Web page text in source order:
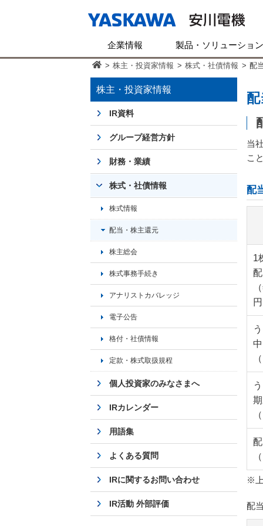
企業情報 製品・ソリューション
> 株主・投資家情報 > 株式・社債情報 > 配
当
こ
配
1
※
配
株主・投資家情報
IR資料
グループ経営方針
財務・業績
株式・社債情報
株式情報
配当・株主還元
株主総会
株式事務手続き
アナリストカバレッジ
電子公告
格付・社債情報
定款・株式取扱規程
個人投資家のみなさまへ
IRカレンダー
用語集
よくある質問
IRに関するお問い合わせ
IR活動 外部評価